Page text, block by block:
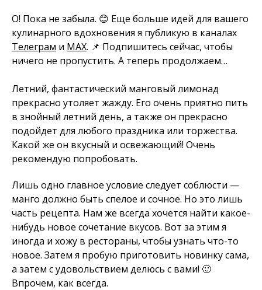
О! Пока не забыла. 😊 Еще больше идей для вашего
кулинарного вдохновения я публикую в каналах
Телеграм и MAX. 📌 Подпишитесь сейчас, чтобы
ничего не пропустить. А теперь продолжаем…
Летний, фантастический манговый лимонад
прекрасно утоляет жажду. Его очень приятно пить
в знойный летний день, а также он прекрасно
подойдет для любого праздника или торжества.
Какой же он вкусный и освежающий! Очень
рекомендую попробовать.
Лишь одно главное условие следует соблюсти —
манго должно быть спелое и сочное. Но это лишь
часть рецепта. Нам же всегда хочется найти какое-
нибудь новое сочетание вкусов. Вот за этим я
иногда и хожу в рестораны, чтобы узнать что-то
новое. Затем я пробую приготовить новинку сама,
а затем с удовольствием делюсь с вами! 🙂
Впрочем, как всегда.